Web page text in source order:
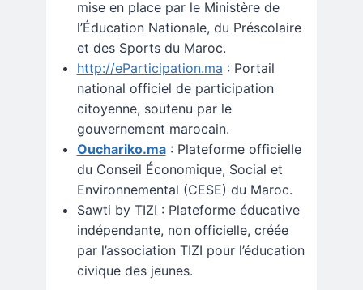
mise en place par le Ministère de
l’Éducation Nationale, du Préscolaire
et des Sports du Maroc.
http://eParticipation.ma : Portail
national officiel de participation
citoyenne, soutenu par le
gouvernement marocain.
Ouchariko.ma: Plateforme officielle
du Conseil Économique, Social et
Environnemental (CESE) du Maroc.
Sawti by TIZI : Plateforme éducative
indépendante, non officielle, créée
par l’association TIZI pour l’éducation
civique des jeunes.